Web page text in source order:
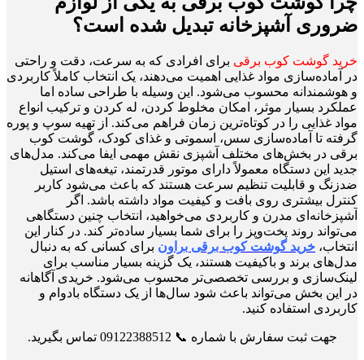
ضروری آشپزخانه تبدیل شده است؟
خرید گوشت کوب برقی برای افرادی که به سرعت، دقت و راحتی
در آماده‌سازی مواد غذایی اهمیت می‌دهند، یک انتخاب کاملاً کاربردی
و هوشمندانه محسوب می‌شود. این وسیله با طراحی ساده اما
عملکرد بسیار موثر، امکان مخلوط کردن، له کردن و ترکیب انواع
مواد غذایی را در کوتاه‌ترین زمان فراهم می‌کند. از تهیه سوپ و پوره
گرفته تا آماده‌سازی سس، اسموتی و غذای کودک، گوشت کوب
برقی در بخش‌های مختلف آشپزی نقش مهمی ایفا می‌کند. مدل‌های
جدید این دستگاه معمولاً دارای موتور قدرتمند، تیغه‌های استیل
ضدزنگ و قابلیت تنظیم سرعت هستند که باعث می‌شود کاربر
کنترل بیشتری روی بافت و کیفیت مواد داشته باشد. اگر
آشپزخانه‌ای مدرن و کاربردی می‌خواهید، انتخاب چنین دستگاهی
می‌تواند روند پخت‌وپز را برای شما بسیار ساده‌تر کند. در کنار این
انتخاب، خرید گوشت کوب برقی براون برای کسانی که به دنبال
مدل‌های برند و باکیفیت هستند، یک گزینه بسیار مناسب برای
لینک‌سازی و بررسی تخصصی‌تر محسوب می‌شود. خریدی آگاهانه
در این بخش می‌تواند باعث شود سال‌ها از یک دستگاه بادوام و
کاربردی استفاده کنید.
جهت ثبت سفارش با شماره 📞 09122388512 تماس بگیرید.